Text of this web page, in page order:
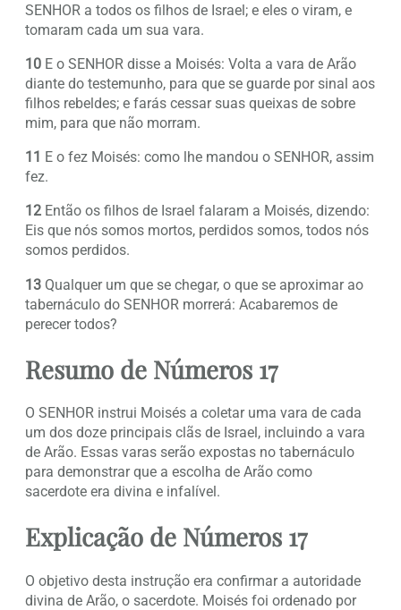
SENHOR a todos os filhos de Israel; e eles o viram, e
tomaram cada um sua vara.
10 E o SENHOR disse a Moisés: Volta a vara de Arão
diante do testemunho, para que se guarde por sinal aos
filhos rebeldes; e farás cessar suas queixas de sobre
mim, para que não morram.
11 E o fez Moisés: como lhe mandou o SENHOR, assim
fez.
12 Então os filhos de Israel falaram a Moisés, dizendo:
Eis que nós somos mortos, perdidos somos, todos nós
somos perdidos.
13 Qualquer um que se chegar, o que se aproximar ao
tabernáculo do SENHOR morrerá: Acabaremos de
perecer todos?
Resumo de Números 17
O SENHOR instrui Moisés a coletar uma vara de cada
um dos doze principais clãs de Israel, incluindo a vara
de Arão. Essas varas serão expostas no tabernáculo
para demonstrar que a escolha de Arão como
sacerdote era divina e infalível.
Explicação de Números 17
O objetivo desta instrução era confirmar a autoridade
divina de Arão, o sacerdote. Moisés foi ordenado por